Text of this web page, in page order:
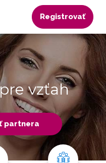
Registrovať
vzťah
partnera